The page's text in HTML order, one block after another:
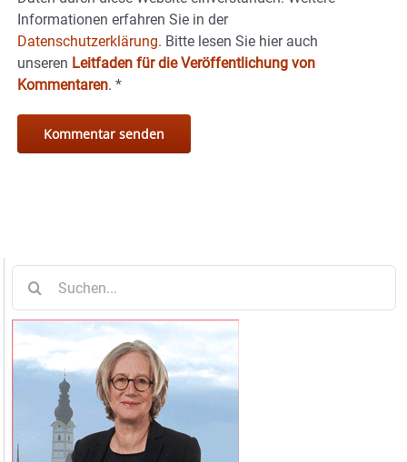
Informationen erfahren Sie in der
Datenschutzerklärung. Bitte lesen Sie hier auch
unseren Leitfaden für die Veröffentlichung von
Kommentaren. *
nach: